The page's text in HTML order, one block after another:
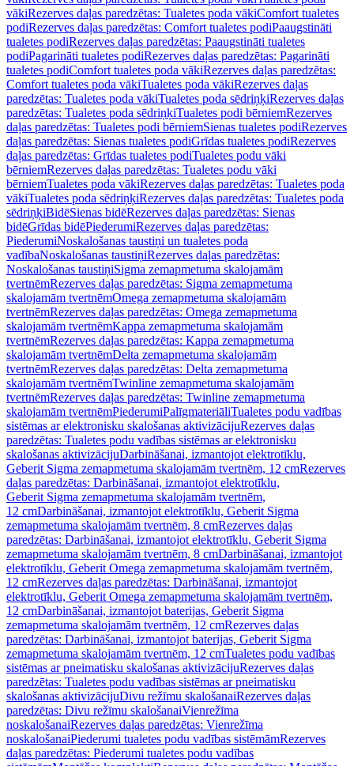
vākiRezerves daļas paredzētas: Tualetes poda vākiComfort tualetes
podiRezerves daļas paredzētas: Comfort tualetes podiPaaugstināti
tualetes podiRezerves daļas paredzētas: Paaugstināti tualetes
podiPagarināti tualetes podiRezerves daļas paredzētas: Pagarināti
tualetes podiComfort tualetes poda vākiRezerves daļas paredzētas:
Comfort tualetes poda vākiTualetes poda vākiRezerves daļas
paredzētas: Tualetes poda vākiTualetes poda sēdriņķiRezerves daļas
paredzētas: Tualetes poda sēdriņķiTualetes podi bērniemRezerves
daļas paredzētas: Tualetes podi bērniemSienas tualetes podiRezerves
daļas paredzētas: Sienas tualetes podiGrīdas tualetes podiRezerves
daļas paredzētas: Grīdas tualetes podiTualetes podu vāki
bērniemRezerves daļas paredzētas: Tualetes podu vāki
bērniemTualetes poda vākiRezerves daļas paredzētas: Tualetes poda
vākiTualetes poda sēdriņķiRezerves daļas paredzētas: Tualetes poda
sēdriņķiBidēSienas bidēRezerves daļas paredzētas: Sienas
bidēGrīdas bidēPiederumiRezerves daļas paredzētas:
PiederumiNoskalošanas taustiņi un tualetes poda
vadībaNoskalošanas taustiņiRezerves daļas paredzētas:
Noskalošanas taustiņiSigma zemapmetuma skalojamām
tvertnēmRezerves daļas paredzētas: Sigma zemapmetuma
skalojamām tvertnēmOmega zemapmetuma skalojamām
tvertnēmRezerves daļas paredzētas: Omega zemapmetuma
skalojamām tvertnēmKappa zemapmetuma skalojamām
tvertnēmRezerves daļas paredzētas: Kappa zemapmetuma
skalojamām tvertnēmDelta zemapmetuma skalojamām
tvertnēmRezerves daļas paredzētas: Delta zemapmetuma
skalojamām tvertnēmTwinline zemapmetuma skalojamām
tvertnēmRezerves daļas paredzētas: Twinline zemapmetuma
skalojamām tvertnēmPiederumiPalīgmateriāliTualetes podu vadības
sistēmas ar elektronisku skalošanas aktivizācijuRezerves daļas
paredzētas: Tualetes podu vadības sistēmas ar elektronisku
skalošanas aktivizācijuDarbināšanai, izmantojot elektrotīklu,
Geberit Sigma zemapmetuma skalojamām tvertnēm, 12 cmRezerves
daļas paredzētas: Darbināšanai, izmantojot elektrotīklu,
Geberit Sigma zemapmetuma skalojamām tvertnēm,
12 cmDarbināšanai, izmantojot elektrotīklu, Geberit Sigma
zemapmetuma skalojamām tvertnēm, 8 cmRezerves daļas
paredzētas: Darbināšanai, izmantojot elektrotīklu, Geberit Sigma
zemapmetuma skalojamām tvertnēm, 8 cmDarbināšanai, izmantojot
elektrotīklu, Geberit Omega zemapmetuma skalojamām tvertnēm,
12 cmRezerves daļas paredzētas: Darbināšanai, izmantojot
elektrotīklu, Geberit Omega zemapmetuma skalojamām tvertnēm,
12 cmDarbināšanai, izmantojot baterijas, Geberit Sigma
zemapmetuma skalojamām tvertnēm, 12 cmRezerves daļas
paredzētas: Darbināšanai, izmantojot baterijas, Geberit Sigma
zemapmetuma skalojamām tvertnēm, 12 cmTualetes podu vadības
sistēmas ar pneimatisku skalošanas aktivizācijuRezerves daļas
paredzētas: Tualetes podu vadības sistēmas ar pneimatisku
skalošanas aktivizācijuDivu režīmu skalošanaiRezerves daļas
paredzētas: Divu režīmu skalošanaiVienrežīma
noskalošanaiRezerves daļas paredzētas: Vienrežīma
noskalošanaiPiederumi tualetes podu vadības sistēmāmRezerves
daļas paredzētas: Piederumi tualetes podu vadības